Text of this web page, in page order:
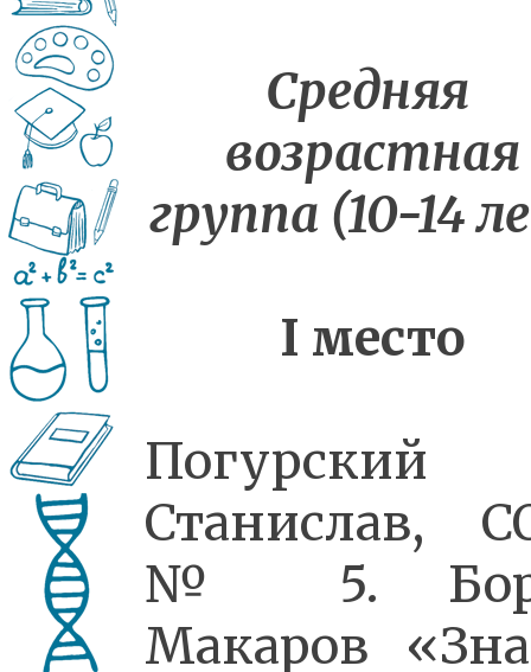
Средняя
возрастная
группа (10-14
I место
Погурский
Станислав,
№ 5.
Макаров